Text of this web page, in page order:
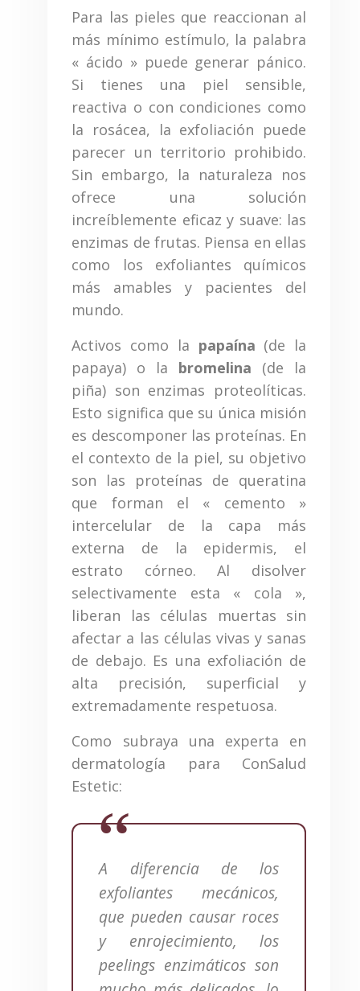
Para las pieles que reaccionan al
más mínimo estímulo, la palabra
« ácido » puede generar pánico.
Si tienes una piel sensible,
reactiva o con condiciones como
la rosácea, la exfoliación puede
parecer un territorio prohibido.
Sin embargo, la naturaleza nos
ofrece una solución
increíblemente eficaz y suave: las
enzimas de frutas. Piensa en ellas
como los exfoliantes químicos
más amables y pacientes del
mundo.
Activos como la papaína (de la
papaya) o la bromelina (de la
piña) son enzimas proteolíticas.
Esto significa que su única misión
es descomponer las proteínas. En
el contexto de la piel, su objetivo
son las proteínas de queratina
que forman el « cemento »
intercelular de la capa más
externa de la epidermis, el
estrato córneo. Al disolver
selectivamente esta « cola »,
liberan las células muertas sin
afectar a las células vivas y sanas
de debajo. Es una exfoliación de
alta precisión, superficial y
extremadamente respetuosa.
Como subraya una experta en
dermatología para ConSalud
Estetic:
A diferencia de los
exfoliantes mecánicos,
que pueden causar roces
y enrojecimiento, los
peelings enzimáticos son